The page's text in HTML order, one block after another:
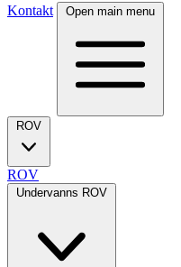
Kontakt
Open main menu
ROV
ROV
Undervanns ROV